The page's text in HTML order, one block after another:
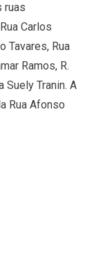
ruas
Carlos
Tavares, Rua
Ramos, R.
Suely Tranin. A
Rua Afonso